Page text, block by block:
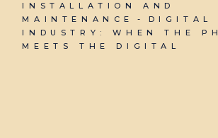
INSTALLATION AND
MAINTENANCE
DIGITAL
INDUSTRY: WHEN THE
MEETS THE DIGITAL